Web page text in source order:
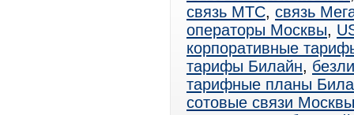
связь МТС, связь
операторы Москвы,
корпоративные
тарифы Билайн,
тарифные планы
сотовые связи Москвы